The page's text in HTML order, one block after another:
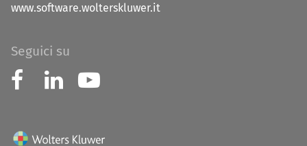
www.software.wolterskluwer.it
Seguici su